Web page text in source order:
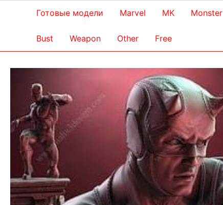
Готовые модели Marvel MK Monster
Bust Weapon Other Free